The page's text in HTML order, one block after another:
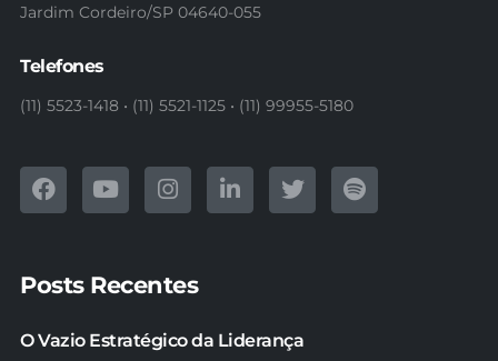
Jardim Cordeiro/SP 04640-055
Telefones
(11) 5523-1418 • (11) 5521-1125 • (11) 99955-5180
Posts Recentes
O Vazio Estratégico da Liderança